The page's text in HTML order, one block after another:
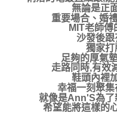
無論是正
重要場合、婚
MIT老師
沙發後跟
獨家打
足夠的厚氣
走路同時,有效
鞋頭內裡
幸福一刻聚
就像是Ann'S為了
希望能將這樣的